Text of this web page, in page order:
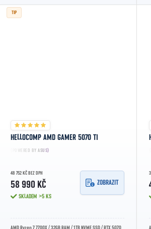
TIP
HELLOCOMP AMD GAMER 5070 TI
(POWERED BY ASUS)
48 752 KČ BEZ DPH
58 990 KČ
SKLADEM >5 KS
ZOBRAZIT
AMD Ryzen 7 7700X / 32GB RAM / 1TB NVME SSD / RTX 5070